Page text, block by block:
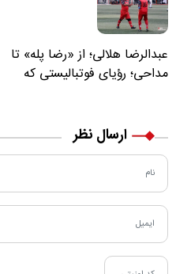
عبدالرضا هلالی؛ از «رضا پله» تا
مداحی؛ رؤیای فوتبالیستی که
ارسال نظر